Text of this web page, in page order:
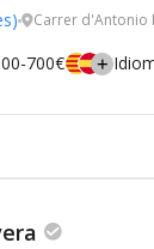
Carrer d'Antonio
700€